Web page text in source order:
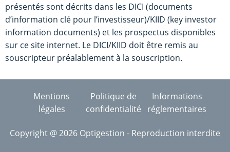
présentés sont décrits dans les DICI (documents
d’information clé pour l’investisseur)/KIID (key investor
information documents) et les prospectus disponibles
sur ce site internet. Le DICI/KIID doit être remis au
souscripteur préalablement à la souscription.
Mentions
légales
Politique de
confidentialité
Informations
réglementaires
Copyright @ 2026 Optigestion - Reproduction interdite